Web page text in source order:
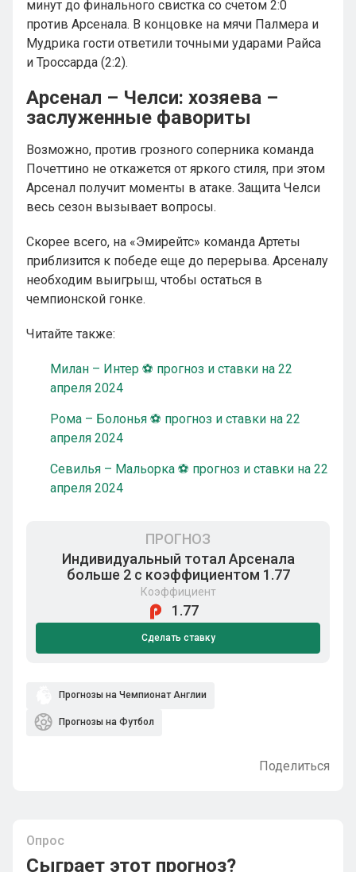
минут до финального свистка со счетом 2:0
против Арсенала. В концовке на мячи Палмера и
Мудрика гости ответили точными ударами Райса
и Троссарда (2:2).
Арсенал – Челси: хозяева –
заслуженные фавориты
Возможно, против грозного соперника команда
Почеттино не откажется от яркого стиля, при этом
Арсенал получит моменты в атаке. Защита Челси
весь сезон вызывает вопросы.
Скорее всего, на «Эмирейтс» команда Артеты
приблизится к победе еще до перерыва. Арсеналу
необходим выигрыш, чтобы остаться в
чемпионской гонке.
Читайте также:
Милан – Интер ⚽ прогноз и ставки на 22
апреля 2024
Рома – Болонья ⚽ прогноз и ставки на 22
апреля 2024
Севилья – Мальорка ⚽ прогноз и ставки на 22
апреля 2024
ПРОГНОЗ
Индивидуальный тотал Арсенала
больше 2 с коэффициентом 1.77
Коэффициент
1.77
Сделать ставку
Прогнозы на Чемпионат Англии
Прогнозы на Футбол
Поделиться
Опрос
Сыграет этот прогноз?